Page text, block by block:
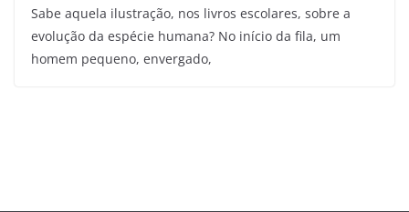
Sabe aquela ilustração, nos livros escolares, sobre a
evolução da espécie humana? No início da fila, um
homem pequeno, envergado,